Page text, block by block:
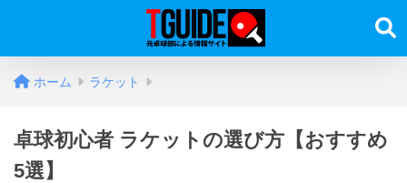
ホーム ラケット
卓球初心者 ラケットの選び方【おすすめ
5選】